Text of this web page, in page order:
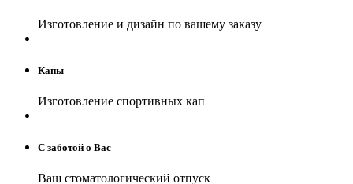
Изготовление и дизайн по вашему заказу
Капы
Изготовление спортивных кап
С заботой о Вас
Ваш стоматологический отпуск